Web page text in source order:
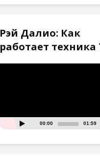
Рэй Далио: Как
работает
00:00 01:59